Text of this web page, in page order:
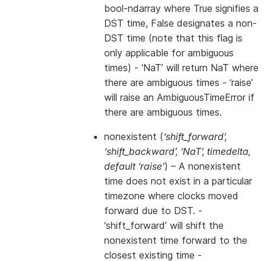
bool-ndarray where True signifies a
DST time, False designates a non-
DST time (note that this flag is
only applicable for ambiguous
times) - ‘NaT’ will return NaT where
there are ambiguous times - ‘raise’
will raise an AmbiguousTimeError if
there are ambiguous times.
nonexistent (‘shift_forward’,
‘shift_backward’, ‘NaT’, timedelta,
default ‘raise’) – A nonexistent
time does not exist in a particular
timezone where clocks moved
forward due to DST. -
‘shift_forward’ will shift the
nonexistent time forward to the
closest existing time -